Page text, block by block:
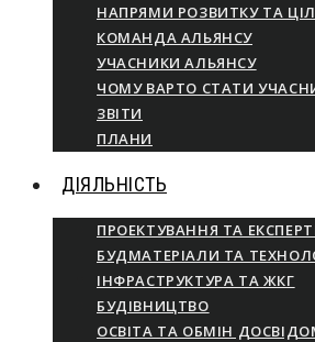
НАПРЯМИ РОЗВИТКУ ТА
КОМАНДА АЛЬЯНСУ
УЧАСНИКИ АЛЬЯНСУ
ЧОМУ ВАРТО СТАТИ
ЗВІТИ
ПЛАНИ
ДІЯЛЬНІСТЬ
ПРОЕКТУВАННЯ ТА
БУДМАТЕРІАЛИ ТА
ІНФРАСТРУКТУРА ТА ЖКГ
БУДІВНИЦТВО
ОСВІТА ТА ОБМІН